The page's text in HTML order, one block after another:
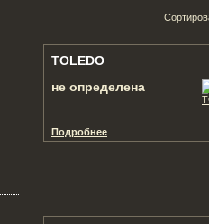
TOLEDO
не определена
Подробнее